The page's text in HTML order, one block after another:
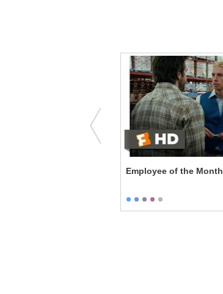
Employee of the